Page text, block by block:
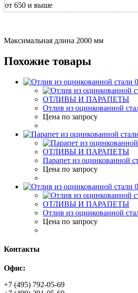
от 650 и выше
Максимальная длина 2000 мм
Похожие товары
ОТЛИВЫ И ПАРАПЕТЫ
Отлив из оцинкованной
Цена по запросу
ОТЛИВЫ И ПАРАПЕТЫ
Парапет из оцинкованной
Цена по запросу
ОТЛИВЫ И ПАРАПЕТЫ
Отлив из оцинкованной
Цена по запросу
Контакты
Офис:
+7 (495) 792-05-69